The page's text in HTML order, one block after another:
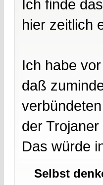
Ich finde
hier zeitlich
Ich habe
daß
der
Das würde
Selbst